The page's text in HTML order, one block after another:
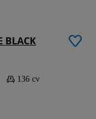
BLACK
136 cv